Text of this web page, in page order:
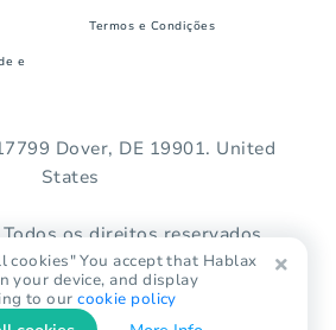
Termos e Condições
e
Dover, DE 19901. United
States
os direitos reservados.
cookies" You accept that Hablax
your device, and display
to ourcookie policy